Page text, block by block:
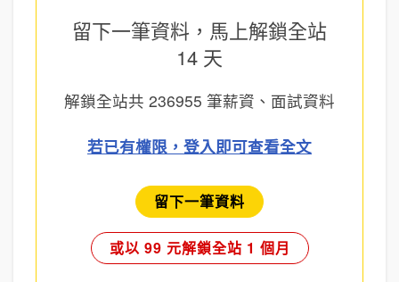
留下一筆資料，馬上解鎖全站
14 天
解鎖全站共 236955 筆薪資、面試資料
若已有權限，登入即可查看全文
留下一筆資料
或以 99 元解鎖全站 1 個月